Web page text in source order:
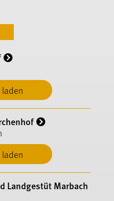
Landgestüt Marbach